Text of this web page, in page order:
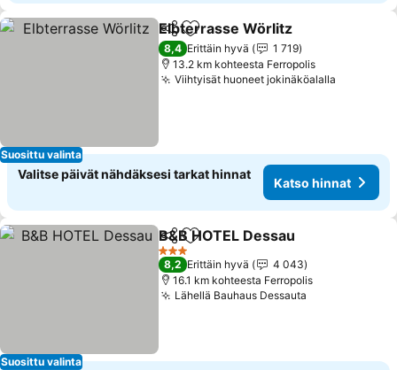
Suosittu valinta
Jaa Lisää suosikkeihin
Elbterrasse Wörlitz
8,4 Erittäin hyvä
1 719
13.2 km kohteesta Ferropolis
Viihtyisät huoneet jokinäköalalla
Valitse päivät nähdäksesi tarkat hinnat
Katso hinnat
Suosittu valinta
Jaa Lisää suosikkeihin
B&B HOTEL Dessau
3 Tähtiluokitus
8,2 Erittäin hyvä
4 043
16.1 km kohteesta Ferropolis
Lähellä Bauhaus Dessauta